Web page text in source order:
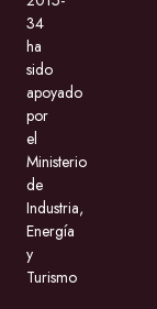
34
ha
sido
apoyado
por
el
Ministerio
de
Industria,
Energía
y
Turismo